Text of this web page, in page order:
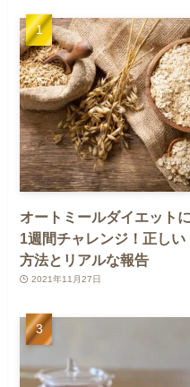
オートミールダイエットに
1週間チャレンジ！正しい
方法とリアルな報告
2021年11月27日